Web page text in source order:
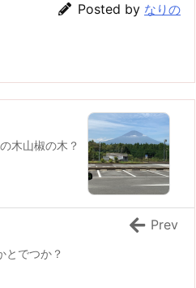
Posted by なりの
木山椒の木？
とでつか？
Prev